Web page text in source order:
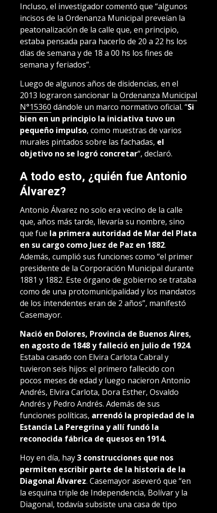
Incluso, el investigador comentó que “algunos
incisos de la Ordenanza Municipal preveían la
peatonalización de la calle que, en principio,
estaba pensada para hacerlo de 20 a 22 hs los
días de semana y de 18 a 00 hs los fines de
semana y feriados”.
Luego de algunos años de disidencias, en el
2013 lograron sancionar la Ordenanza Municipal
N°15360 dándole un marco normativo oficial. “Si
bien en un principio la iniciativa tuvo un
pequeño impulso, como muestras de varios
murales pintados sobre las fachadas, el
objetivo no se logró concretar“, declaró.
A todo esto, ¿quién fue Antonio
Álvarez?
Antonio Álvarez no solo era vecino de la calle
que, años más tarde, llevaría su nombre, sino
que fue la primera autoridad de Mar del Plata
en su cargo como Juez de Paz en 1882.
Además, cumplió sus funciones como “el primer
presidente de la Corporación Municipal durante
1881 y 1882. Este órgano de gobierno se trataba
como de una protomunicipalidad y los mandatos
de los intendentes eran de 2 años”, manifestó
Casemayor.
Nació en Dolores, Provincia de Buenos Aires,
en agosto de 1848 y falleció en julio de 1924.
Estaba casado con Elvira Carlota Cabral y
tuvieron seis hijos: el primero fallecido con
pocos meses de edad y luego nacieron Antonio
Andrés, Elvira Carlota, Dora Esther, Osvaldo
Andrés y Pedro Andrés. Además de sus
funciones políticas, arrendó la propiedad de la
Estancia La Peregrina y allí fundó la
reconocida fábrica de quesos en 1914.
Hoy en día, hay3 construcciones que nos
permiten escribir parte de la historia de la
Diagonal Álvarez. Casemayor aseveró que “en
la esquina triple de Independencia, Bolívar y la
Diagonal, todavía subsiste una casa de tipo